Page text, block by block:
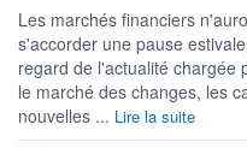
Les marchés financiers
s'accorder une pause
regard de l'actualité chargée
le marché des changes, les
nouvelles ... Lire la suite